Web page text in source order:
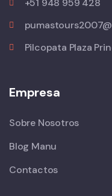
+51 948 959 428
Pilcopata Plaza
Empresa
Sobre Nosotros
Blog Manu
Contactos